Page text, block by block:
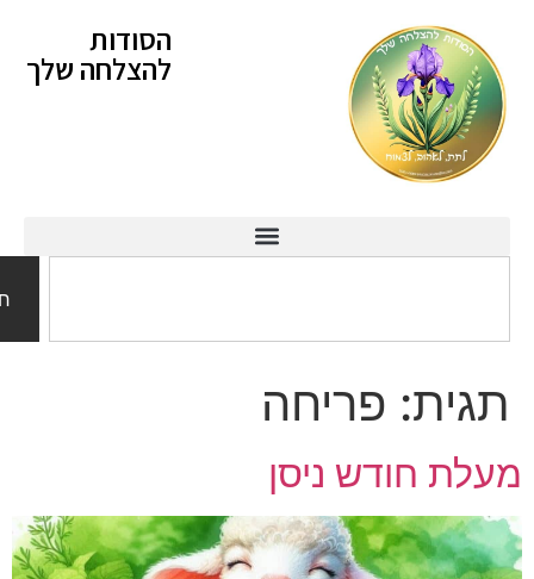
הסודות
להצלחה שלך
פריחה
חודש ניסן